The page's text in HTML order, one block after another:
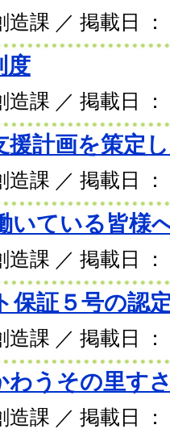
造課 ／ 掲載日 ：
度
造課 ／ 掲載日 ：
援計画を策定
造課 ／ 掲載日 ：
いている皆様
造課 ／ 掲載日 ：
保証５号の認
造課 ／ 掲載日 ：
わうその里す
造課 ／ 掲載日 ：